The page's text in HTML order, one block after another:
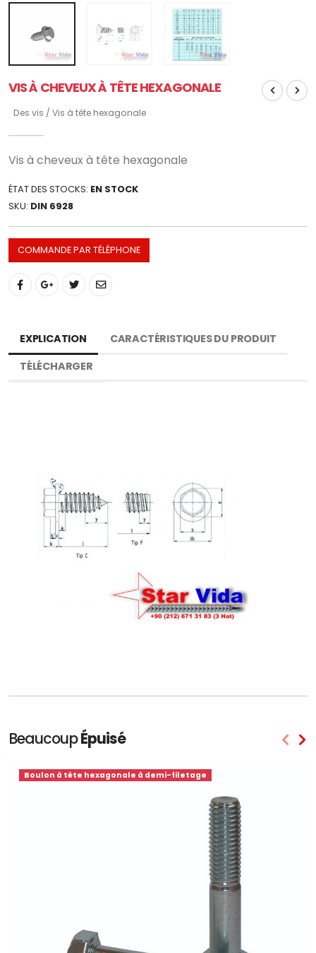
VIS À CHEVEUX À TÊTE HEXAGONALE
Des vis / Vis à tête hexagonale
Vis à cheveux à tête hexagonale
ÉTAT DES STOCKS: EN STOCK
SKU: DIN 6928
COMMANDE PAR TÉLÉPHONE
EXPLICATION
CARACTÉRISTIQUES DU PRODUIT
TÉLÉCHARGER
BeaucoupÉpuisé
Boulon à tête hexagonale à demi-filetage